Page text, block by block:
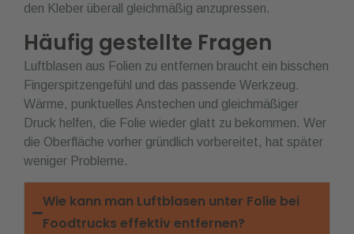
den Kleber überall gleichmäßig anzupressen.
Häufig gestellte Fragen
Luftblasen aus Folien zu entfernen braucht ein bisschen
Fingerspitzengefühl und das passende Werkzeug.
Wärme, punktuelles Anstechen und gleichmäßiger
Druck helfen, die Folie wieder glatt zu bekommen. Wer
die Oberfläche vorher gründlich vorbereitet, hat später
weniger Probleme.
Wie kann man Luftblasen unter Folie bei
Foodtrucks effektiv entfernen?